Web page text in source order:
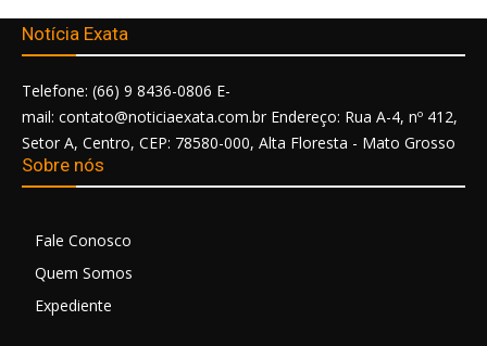
Notícia Exata
Telefone: (66) 9 8436-0806 E-
mail: contato@noticiaexata.com.br Endereço: Rua A-4, nº 412,
Setor A, Centro, CEP: 78580-000, Alta Floresta - Mato Grosso
Sobre nós
Fale Conosco
Quem Somos
Expediente